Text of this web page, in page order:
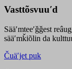
Vasttõsvuuʹd
Sääʹmteeʹǧǧest
sääʹmǩiõlin da
Čuäʹjet puk